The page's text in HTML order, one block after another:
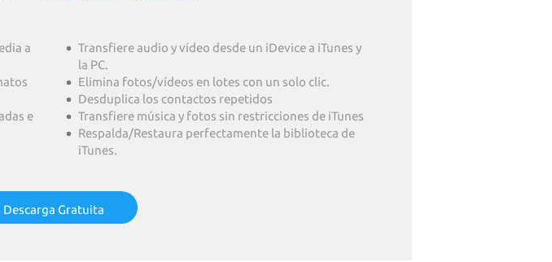
a
Transfiere audio y vídeo desde un iDevice a iTunes y
la PC.
Elimina fotos/vídeos en lotes con un solo clic.
Desduplica los contactos repetidos
e
Transfiere música y fotos sin restricciones de iTunes
Respalda/Restaura perfectamente la biblioteca de
iTunes.
Descarga Gratuita